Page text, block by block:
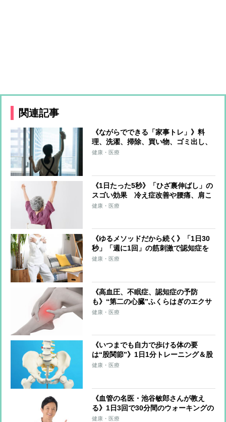
関連記事
《ながらでできる「家事トレ」》料
理、洗濯、掃除、買い物、ゴミ出し、
水やり…すべてをエクササイズに！ト
健康・医療
《1日たった5秒》「ひざ裏伸ばし」の
スゴい効果 冷え症改善や腰痛、肩こ
り、片頭痛の軽減も
健康・医療
《ゆるメソッドだから続く》「1日30
秒」「週に1回」の筋刺激で認知症を
予防する「30秒スクワット」
健康・医療
《高血圧、不眠症、認知症の予防
も》“第二の心臓”ふくらはぎのエクサ
サイズを医師が伝授！血流改善、筋肉
健康・医療
《いつまでも自力で歩ける体の要
は“股関節”》1日1分トレーニング＆股
関節のズレを防ぐ習慣を医師らが解説
健康・医療
《血管の名医・池谷敏郎さんが教え
る》1日3回で30分間のウォーキングの
運動量に匹敵！血圧改善につながる
健康・医療